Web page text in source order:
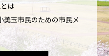
は
美玉市民のための市民メ